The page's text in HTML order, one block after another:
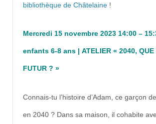
bibliothèque de Châtelaine !
Mercredi 15 novembre 2023 14:00 –
enfants 6-8 ans | ATELIER « 2040, QUE
FUTUR ? »
Connais-tu l’histoire d’Adam, ce garçon
en 2040 ? Dans sa maison, il cohabite